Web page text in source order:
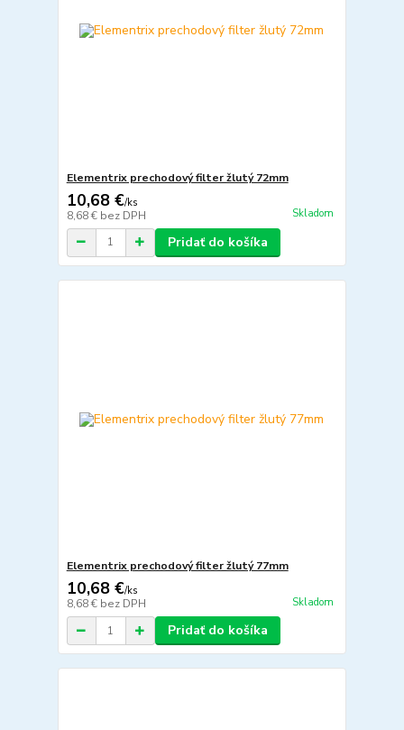
Elementrix prechodový filter žlutý 72mm
10,68 €/ks
8,68 € bez DPH Skladom
Pridať do košíka
Elementrix prechodový filter žlutý 77mm
10,68 €/ks
8,68 € bez DPH Skladom
Pridať do košíka